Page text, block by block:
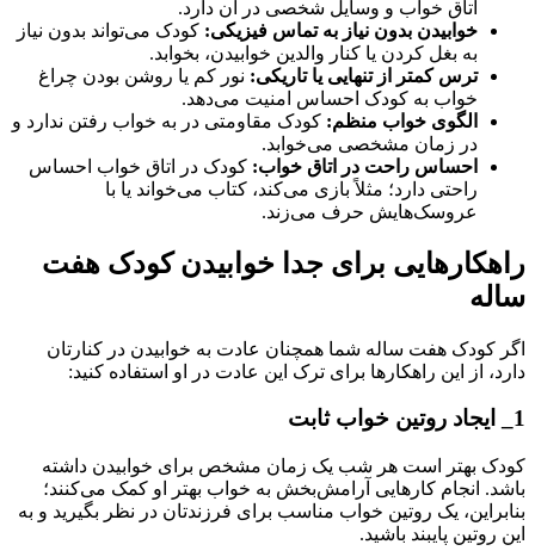
اتاق خواب و وسایل شخصی در آن دارد.
خوابیدن بدون نیاز به تماس فیزیکی: کودک می‌تواند بدون نیاز
به بغل کردن یا کنار والدین خوابیدن، بخوابد.
ترس کمتر از تنهایی یا تاریکی: نور کم یا روشن بودن چراغ
خواب به کودک احساس امنیت می‌دهد.
الگوی خواب منظم: کودک مقاومتی در به خواب رفتن ندارد و
در زمان مشخصی می‌خوابد.
احساس راحت در اتاق خواب: کودک در اتاق خواب احساس
راحتی دارد؛ مثلاً بازی می‌کند، کتاب می‌خواند یا با
عروسک‌هایش حرف می‌زند.
راهکار‌هایی برای جدا خوابیدن کودک هفت
ساله
اگر کودک هفت ساله شما همچنان عادت به خوابیدن در کنارتان
دارد، از این راهکار‌ها برای ترک این عادت در او استفاده کنید:
1_ ایجاد روتین خواب ثابت
کودک بهتر است هر شب یک زمان مشخص برای خوابیدن داشته
باشد. انجام کار‌هایی آرامش‌بخش به خواب بهتر او کمک می‌کنند؛
بنابراین، یک روتین خواب مناسب برای فرزندتان در نظر بگیرید و به
این روتین پایبند باشید.